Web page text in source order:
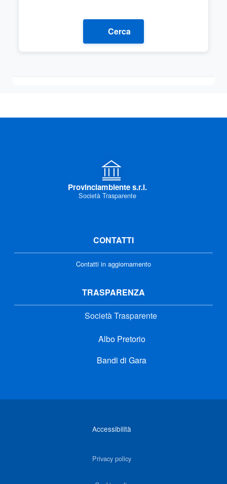
Cerca
Provinciambiente s.r.l.
Società Trasparente
CONTATTI
Contatti in aggiornamento
TRASPARENZA
Società Trasparente
Albo Pretorio
Bandi di Gara
Accessibilità
Privacy policy